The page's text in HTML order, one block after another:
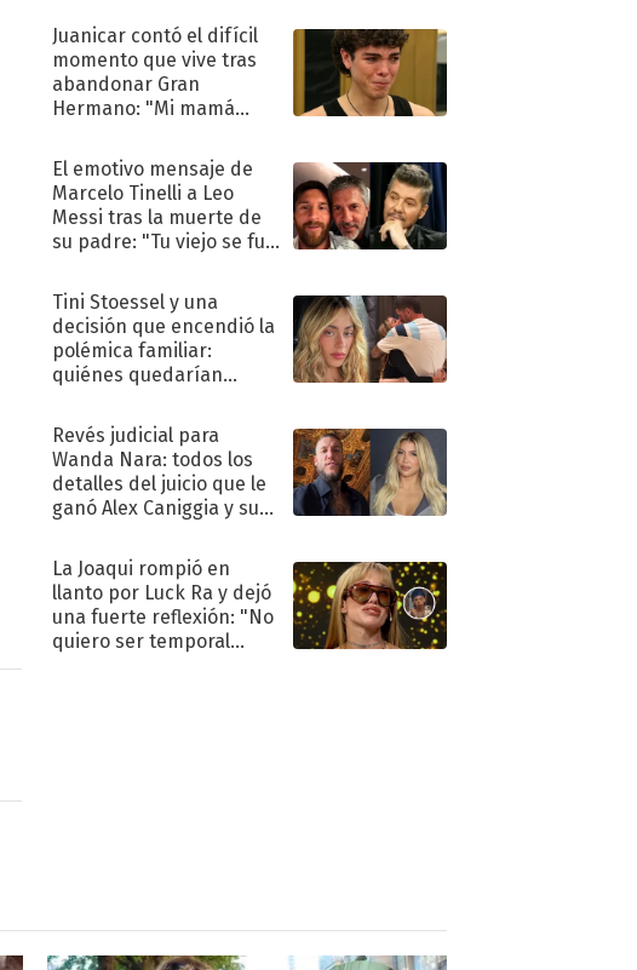
Juanicar contó el difícil
momento que vive tras
abandonar Gran
Hermano: "Mi mamá
El emotivo mensaje de
Marcelo Tinelli a Leo
Messi tras la muerte de
su padre: "Tu viejo se fue
Tini Stoessel y una
decisión que encendió la
polémica familiar:
quiénes quedarían
Revés judicial para
Wanda Nara: todos los
detalles del juicio que le
ganó Alex Caniggia y sus
La Joaqui rompió en
llanto por Luck Ra y dejó
una fuerte reflexión: "No
quiero ser temporal